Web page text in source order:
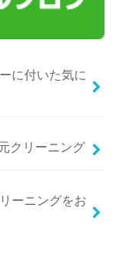
に付いた気に
クリーニング
ーニングをお